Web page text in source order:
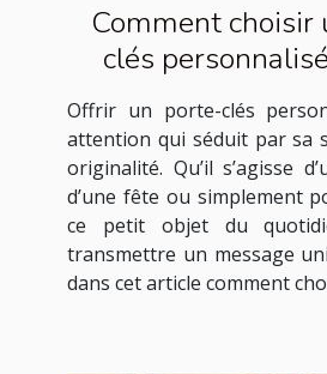
Comment choisir
clés
cadeau
Offrir un porte-clés
attention qui séduit par sa
originalité. Qu’il s’agisse
d’une fête ou simplement
ce petit objet du
transmettre un message
dans cet article comment